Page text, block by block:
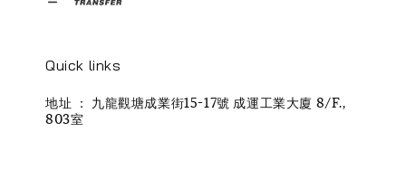
Quick links
地址 ： 九龍觀塘成業街15-17號 成運工業大廈 8/F.,
803室